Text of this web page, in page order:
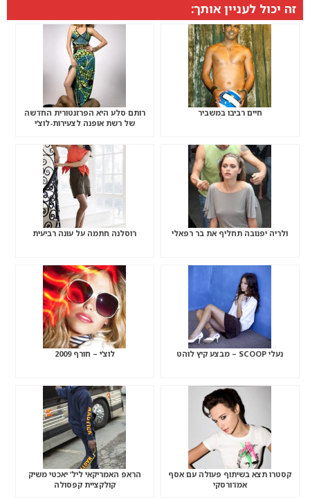
זה יכול לעניין אותך:
חיים רביבו במשביר
רותם סלע היא הפרזנטורית החדשה
של רשת אופנה לצעירות-לוצ’י
ולריה יפנובה תחליף את בר רפאלי רוסלנה חתמה על עונה רביעית
נעלי SCOOP – מבצע קיץ לוהט לוצ’י – חורף 2009
קסטרו תצא בשיתוף פעולה עם אסף
אמדורסקי
הראפ האמריקאי ליל’ יאכטי משיק
קולקציית קפסולה